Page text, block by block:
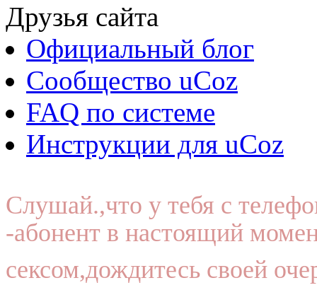
Друзья сайта
Официальный блог
Сообщество uCoz
FAQ по системе
Инструкции для uCoz
Слушай.,что у тебя с
-абонент в настоящий
сексом,дождитесь своей